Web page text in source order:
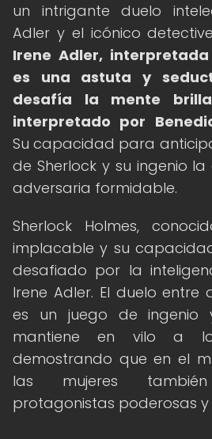
un intrigante duelo
Adler y el icónico
Irene Adler,
es una astuta y
desafía la mente
interpretado por
Su capacidad para
de Sherlock y su ingenio
adversaria formidable.
Sherlock Holmes,
implacable y su
desafiado por la
Irene Adler. El duelo entre
es un juego de ingenio
mantiene en vilo a
demostrando que en el
las mujeres
protagonistas poderosas y